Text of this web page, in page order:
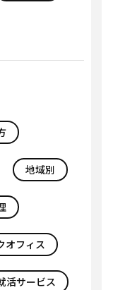
地域別
オフィス
活サービス